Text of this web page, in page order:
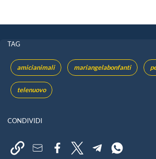
TAG
amicianimali mariangelabonfanti
telenuovo
CONDIVIDI